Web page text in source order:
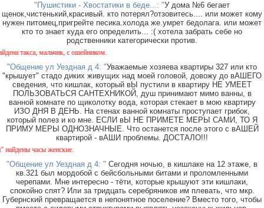
"Пушистики - Хвостатики в беде...: "У дома №6 бегает
щенок,чистенький,красивый. кто потерял?отзовитесь.... или может кому
нужен питомец,пригрейте песика.холода же.умрет бедолага. или может
кто то знает куда его определить... :( хотела забрать себе но
родственники категорически против.
такса, мальчик, с ошейником.
"Общение ул Уездная д 4: "Уважаемые хозяева квартиры 327 или кто
"крышует" стадо диких живущих над моей головой, довожу до вАШЕГО
сведения, что кишлак, который вЫ пустили в квартиру НЕ УМЕЕТ
ПОЛЬЗОВАТЬСЯ САНТЕХНИКОЙ, душ принимают мимо ванны, в
ванной комнате по щиколотку вода, которая стекает в мою квартиру
ИЗО ДНЯ В ДЕНЬ. На стенах ванной комнаты проступает грибок,
который полез и ко мне. ЕСЛИ вЫ НЕ ПРИМЕТЕ МЕРЫ САМИ, ТО Я
ПРИМУ МЕРЫ ОДНОЗНАЧНЫЕ. Что останется после этого с вАШЕЙ
квартирой - вАШИ проблемы. ДОСТАЛО!!!
часы женские.
"Общение ул Уездная д 4: " Сегодня ночью, в кишлаке на 12 этаже, в
кв.321 был мордобой с бейсбольными битами и проломленными
черепами. Мне интересно - тёти, которые крышуют эти кишлаки,
спокойно спят? Или за тридцать серебряников им плевать, что мкр.
Губернский превращается в непонятное поселение? Вместо того, чтобы